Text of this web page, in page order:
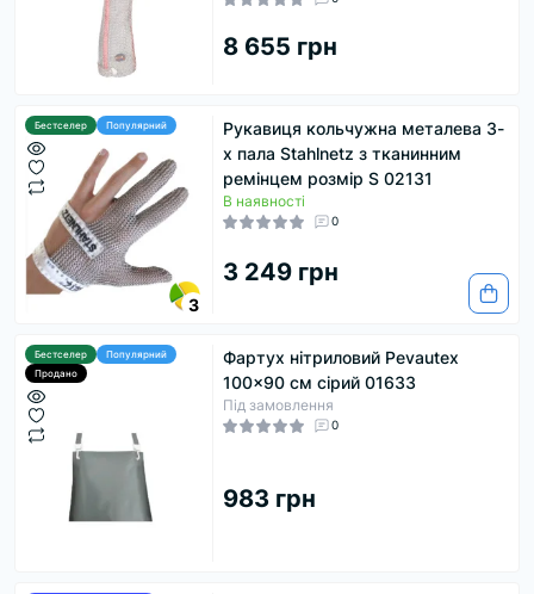
8 655 грн
Бестселер Популярний
3
Рукавиця кольчужна металева 3-
х пала Stahlnetz з тканинним
ремінцем розмір S 02131
В наявності
0
3 249 грн
Бестселер
Популярний
Продано
Фартух нітриловий Pevautex
100x90 см сірий 01633
Під замовлення
0
983 грн